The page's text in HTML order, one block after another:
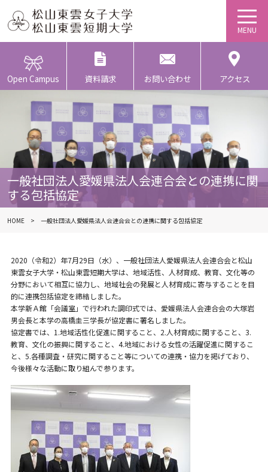
Open Campus 資料請求 お問い合わせ アクセス
一般社団法人愛媛県法人会連合会との連携に関
する包括協定
HOME 一般社団法人愛媛県法人会連合会との連携に関する包括協定
2020（令和2）年7月29日（水）、一般社団法人愛媛県法人会連合会と松山
東雲女子大学・松山東雲短期大学は、地域活性、人材育成、教育、文化等の
分野において相互に協力し、地域社会の発展と人材育成に寄与することを目
的に連携包括協定を締結しました。
本学新Ａ館「会議室」で行われた調印式では、愛媛県法人会連合会の大塚岩
男会長と本学の高橋圭三学長が協定書に署名しました。
協定書では、1.地域活性化促進に関すること、2.人材育成に関すること、3.
教育、文化の振興に関すること、4.地域における女性の活躍促進に関するこ
と、5.各種調査・研究に関すること等についての連携・協力を掲げており、
今後様々な活動に取り組んで参ります。